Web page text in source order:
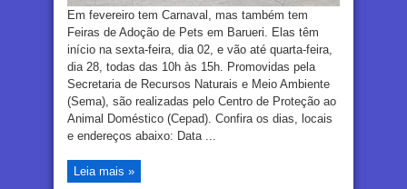
Em fevereiro tem Carnaval, mas também tem
Feiras de Adoção de Pets em Barueri. Elas têm
início na sexta-feira, dia 02, e vão até quarta-feira,
dia 28, todas das 10h às 15h. Promovidas pela
Secretaria de Recursos Naturais e Meio Ambiente
(Sema), são realizadas pelo Centro de Proteção ao
Animal Doméstico (Cepad). Confira os dias, locais
e endereços abaixo: Data ...
Leia mais »